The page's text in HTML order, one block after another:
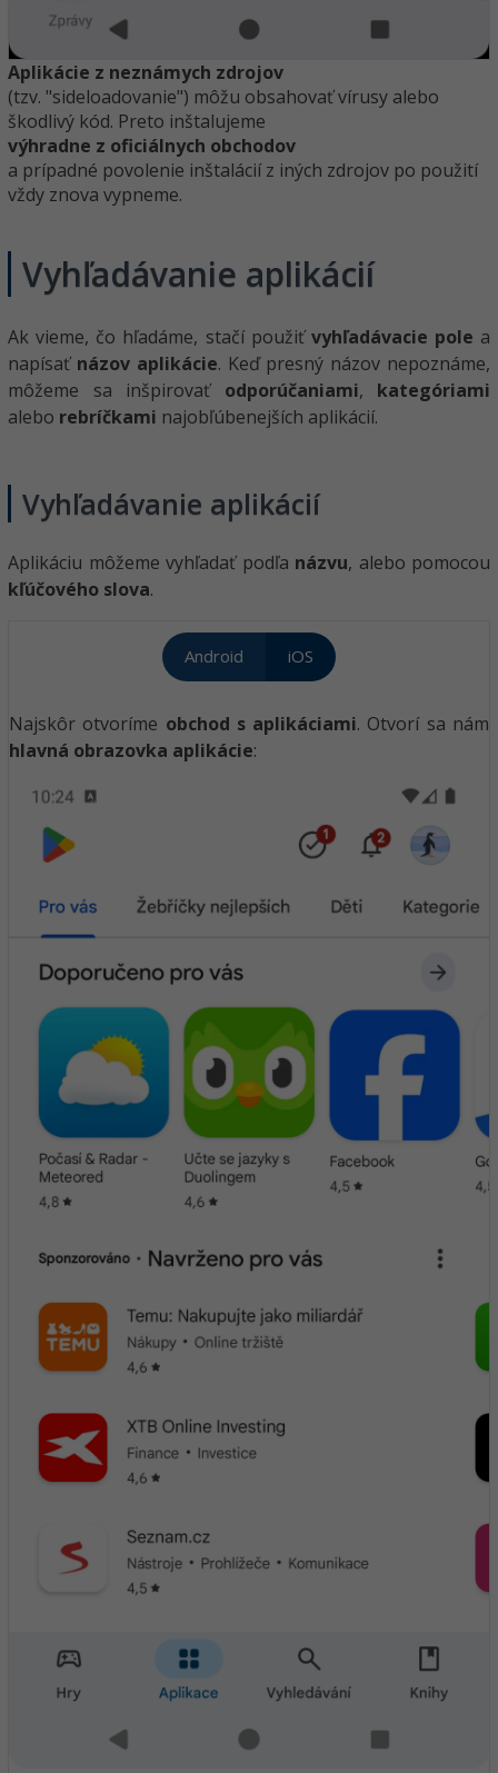
Aplikácie z neznámych zdrojov
(tzv. "sideloadovanie") môžu obsahovať vírusy alebo
škodlivý kód. Preto inštalujeme
výhradne z oficiálnych obchodov
a prípadné povolenie inštalácií z iných zdrojov po použití
vždy znova vypneme.
Vyhľadávanie aplikácií
Ak vieme, čo hľadáme, stačí použiť vyhľadávacie pole a
napísať názov aplikácie. Keď presný názov nepoznáme,
môžeme sa inšpirovať odporúčaniami, kategóriami
alebo rebríčkami najobľúbenejších aplikácií.
Vyhľadávanie aplikácií
Aplikáciu môžeme vyhľadať podľa názvu, alebo pomocou
kľúčového slova.
Android iOS
Najskôr otvoríme obchod s aplikáciami. Otvorí sa nám
hlavná obrazovka aplikácie: